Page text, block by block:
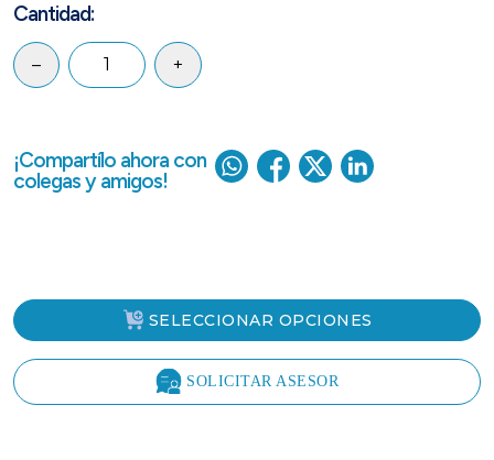
Cantidad:
– +
¡Compartílo ahora con
colegas y amigos!
SELECCIONAR OPCIONES
SOLICITAR ASESOR